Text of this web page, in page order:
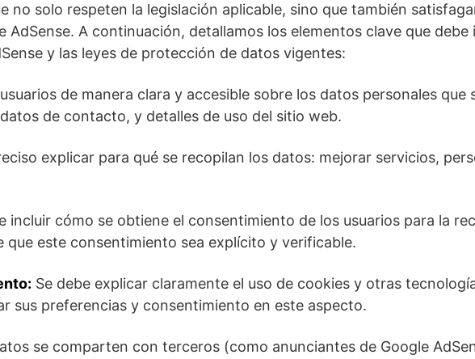
no solo respeten la legislación aplicable, sino que también
A continuación, detallamos los elementos clave que
y las leyes de protección de datos vigentes:
de manera clara y accesible sobre los datos personales que
de contacto, y detalles de uso del sitio web.
explicar para qué se recopilan los datos: mejorar servicios,
incluir cómo se obtiene el consentimiento de los usuarios para la
este consentimiento sea explícito y verificable.
Se debe explicar claramente el uso de cookies y otras
sus preferencias y consentimiento en este aspecto.
se comparten con terceros (como anunciantes de Google